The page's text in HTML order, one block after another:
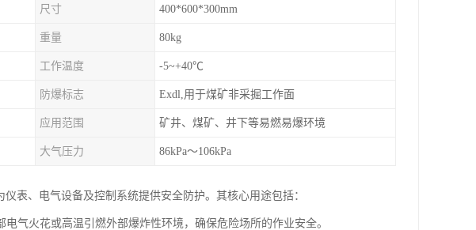
尺寸 400*600*300mm
重量 80kg
工作温度 -5~+40℃
防爆标志 Exdl,用于煤矿非采掘工作面
应用范围 矿井、煤矿、井下等易燃易爆环境
大气压力 86kPa～106kPa
表、电气设备及控制系统提供安全防护。其核心用途包括：
气火花或高温引燃外部爆炸性环境，确保危险场所的作业安全。